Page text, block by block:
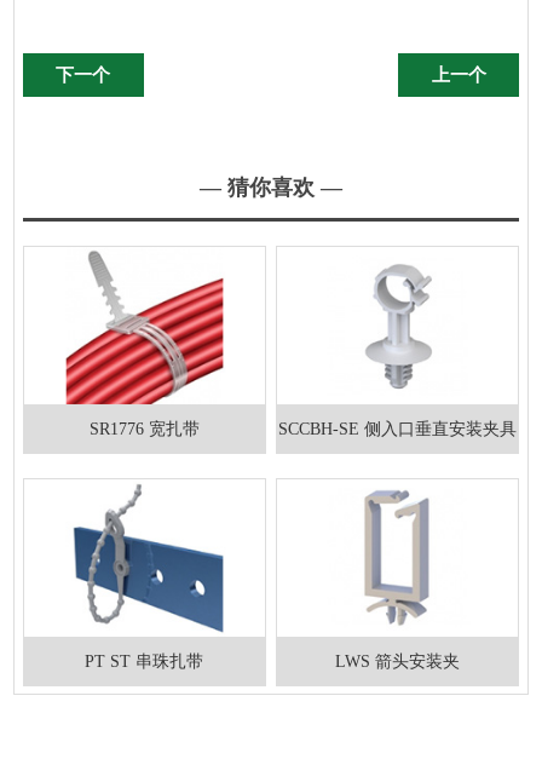
下一个 上一个
— 猜你喜欢 —
SR1776 宽扎带 SCCBH-SE 侧入口垂直安装夹具
PT ST 串珠扎带 LWS 箭头安装夹